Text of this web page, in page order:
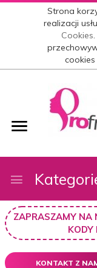
Strona
realizacji
Cookies
ZAPRASZAMY NA
KODY
KONTAKT Z